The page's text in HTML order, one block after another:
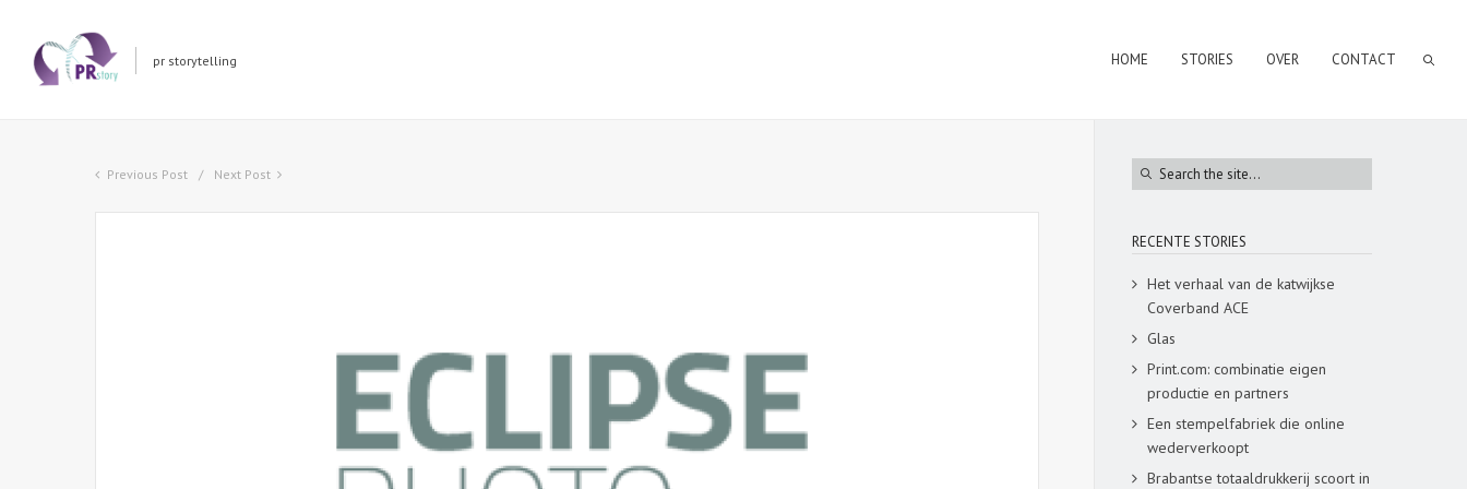
pr storytelling HOME STORIES OVER CONTACT
Previous Post Next Post
RECENTE STORIES
Het verhaal van de katwijkse
Coverband ACE
Glas
Print.com: combinatie eigen
productie en partners
Een stempelfabriek die online
wederverkoopt
Brabantse totaaldrukkerij scoort in